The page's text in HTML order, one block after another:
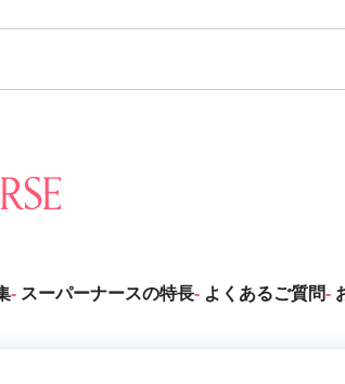
スーパーナースの特長 よくあるご質問